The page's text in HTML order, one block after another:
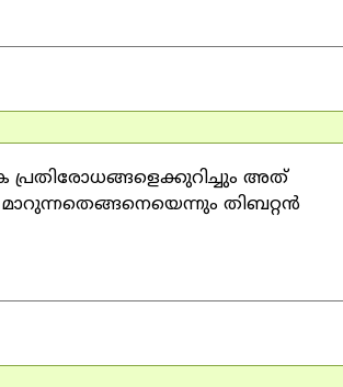
അത്
തിബറ്റന്‍